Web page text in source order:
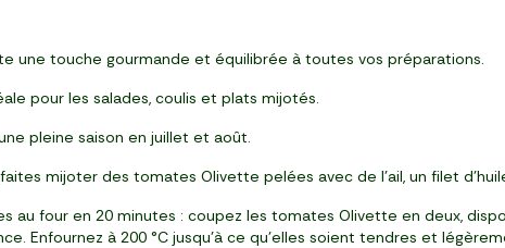
une touche gourmande et équilibrée à toutes vos préparations.
pour les salades, coulis et plats mijotés.
pleine saison en juillet et août.
mijoter des tomates Olivette pelées avec de l’ail, un filet
au four en 20 minutes : coupez les tomates Olivette en deux,
Enfournez à 200 °C jusqu’à ce qu’elles soient tendres et